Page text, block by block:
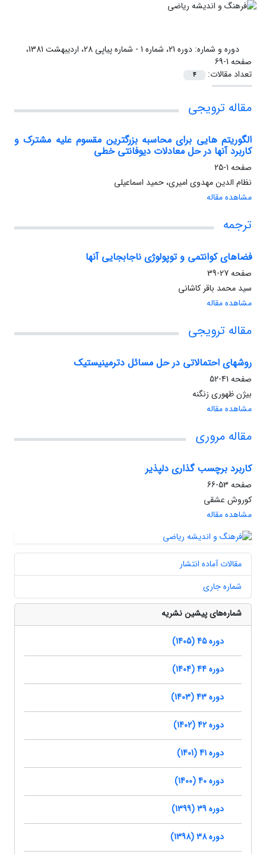
دوره و شماره:
دوره 21، شماره 1 - شماره پیاپی 28، اردیبهشت 1381،
صفحه 1-69
تعداد مقالات:
4
مقاله ترویجی
الگوریتم هایی برای محاسبه بزرگترین مقسوم علیه مشترک و
کاربرد آنها در حل معادلات دیوفانتی خطی
صفحه 1-25
نظام الدین مهدوی امیری، حمید اسماعیلی
مشاهده مقاله
ترجمه
فضاهای کوانتمی و توپولوژی ناجابجایی آنها
صفحه27-39
سید محمد باقر کاشانی
مشاهده مقاله
مقاله ترویجی
روشهای احتمالاتی در حل مسائل دترمینیستیک
صفحه 41-52
بیژن ظهوری زنگنه
مشاهده مقاله
مقاله مروری
کاربرد برچسب گذاری دلپذیر
صفحه 53-66
کوروش عشقی
مشاهده مقاله
مقالات آماده انتشار
شماره جاری
شماره‌های پیشین نشریه
دوره 45 (1405)
دوره 44 (1404)
دوره 43 (1403)
دوره 42 (1402)
دوره 41 (1401)
دوره 40 (1400)
دوره 39 (1399)
دوره 38 (1398)